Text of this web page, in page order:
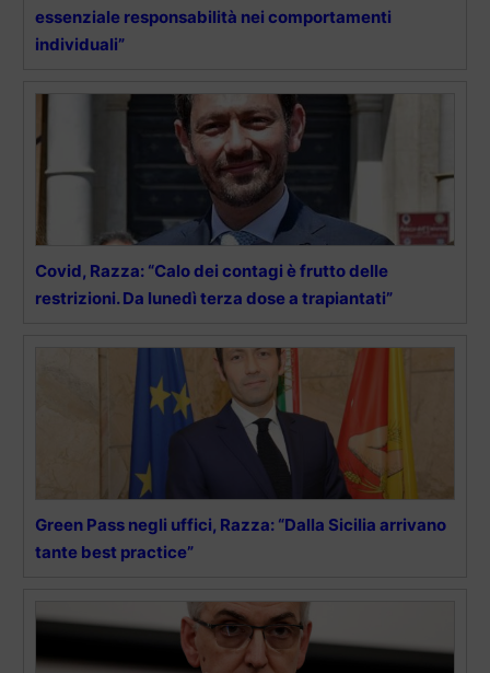
essenziale responsabilità nei comportamenti
individuali”
Covid, Razza: “Calo dei contagi è frutto delle
restrizioni. Da lunedì terza dose a trapiantati”
Green Pass negli uffici, Razza: “Dalla Sicilia arrivano
tante best practice”